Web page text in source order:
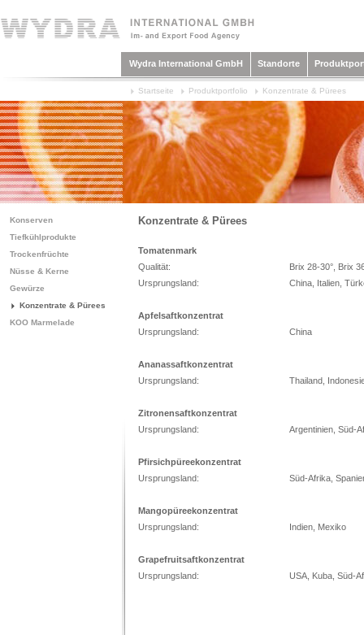
Wydra International GmbH Standorte
Startseite Produktportfolio Konzentrate & Pürees
Konserven
Tiefkühlprodukte
Trockenfrüchte
Nüsse & Kerne
Gewürze
Konzentrate & Pürees
KOO Marmelade
Konzentrate & Pürees
Tomatenmark
Qualität:
Ursprungsland:
Apfelsaftkonzentrat
Ursprungsland:
Ananassaftkonzentrat
Ursprungsland:
Zitronensaftkonzentrat
Ursprungsland:
Pfirsichpüreekonzentrat
Ursprungsland:
Mangopüreekonzentrat
Ursprungsland:
Grapefruitsaftkonzentrat
Ursprungsland:
Brix 28-30°, Brix
China, Italien,
China
Thailand,
Argentinien, Süd-
Süd-Afrika,
Indien, Mexiko
USA, Kuba, Süd-